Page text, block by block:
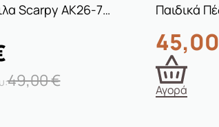
Παιδικά Πέδιλα Scarpy AK26-75 Ιριδίζον Λευκό
49,00€
45,00
Αγορά